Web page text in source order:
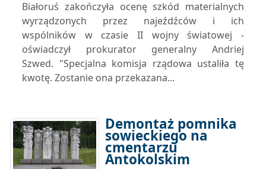
Białoruś zakończyła ocenę szkód materialnych
wyrządzonych przez najeźdźców i ich
wspólników w czasie II wojny światowej -
oświadczył prokurator generalny Andriej
Szwed. "Specjalna komisja rządowa ustaliła tę
kwotę. Zostanie ona przekazana...
Demontaż pomnika
sowieckiego na
cmentarzu
Antokolskim